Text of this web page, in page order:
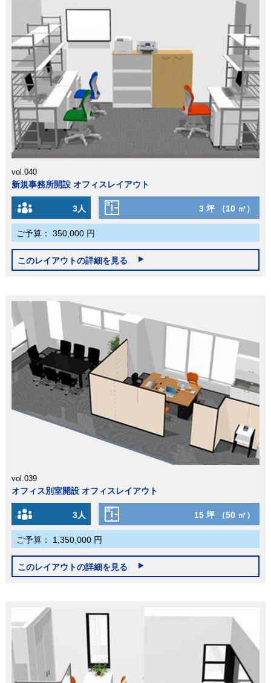
vol.040
新規事務所開設 オフィスレイアウト
3人 3 坪 （10 ㎡）
ご予算： 350,000 円
このレイアウトの詳細を見る
vol.039
オフィス別室開設 オフィスレイアウト
3人 15 坪 （50 ㎡）
ご予算： 1,350,000 円
このレイアウトの詳細を見る